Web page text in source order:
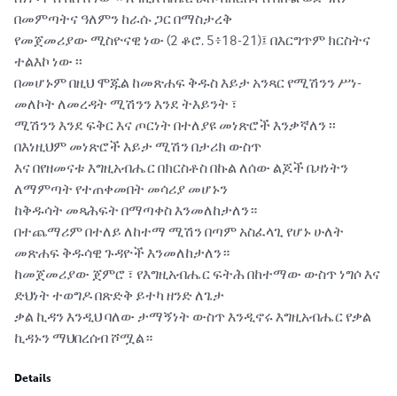
በመምጣትና ዓለምን ከራሱ ጋር በማስታረቅ
የመጀመሪያው ሚስዮናዊ ነው (2 ቆሮ. 5፥18-21)፤ በእርግጥም ክርስትና
ተልእኮ ነው ፡፡
በመሆኑም በዚህ ሞጁል ከመጽሐፍ ቅዱስ እይታ አንጻር የሚሽንን ሥነ-
መለኮት ለመረዳት ሚሽንን እንደ ትእይንት ፣
ሚሽንን እንደ ፍቅር እና ጦርነት በተለያዩ መነጽሮች እንቃኛለን ፡፡
በእነዚህም መነጽሮች እይታ ሚሽን በታሪክ ውስጥ
እና በየዘመናቱ እግዚአብሔር በክርስቶስ በኩል ለሰው ልጆች ቤዛነትን
ለማምጣት የተጠቀመበት መሳሪያ መሆኑን
ከቅዱሳት መጻሕፍት በማጣቀስ እንመለከታለን።
በተጨማሪም በተለይ ለከተማ ሚሽን በጣም አስፈላጊ የሆኑ ሁለት
መጽሐፍ ቅዱሳዊ ጉዳዮች እንመለከታለን።
ከመጀመሪያው ጀምሮ ፣ የእግዚአብሔር ፍትሕ በከተማው ውስጥ ነግሶ እና
ድህነት ተወግዶ በጽድቅ ይተካ ዘንድ ለጌታ
ቃል ኪዳን እንዲህ ባለው ታማኝነት ውስጥ እንዲኖሩ እግዚአብሔር የቃል
ኪዳኑን ማህበረሰብ ሾሟል።
Details